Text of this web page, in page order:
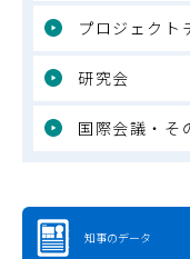
プロジェクト
研究会
国際会議・そ
知事のデータ